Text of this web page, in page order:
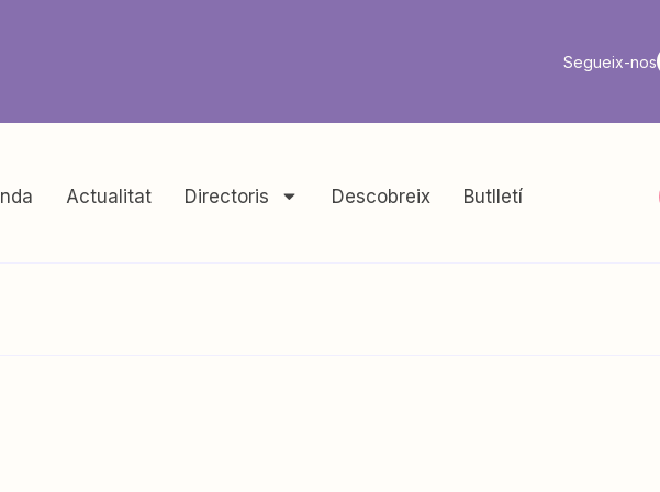
Segueix-nos
Actualitat Directoris Descobreix Butlletí